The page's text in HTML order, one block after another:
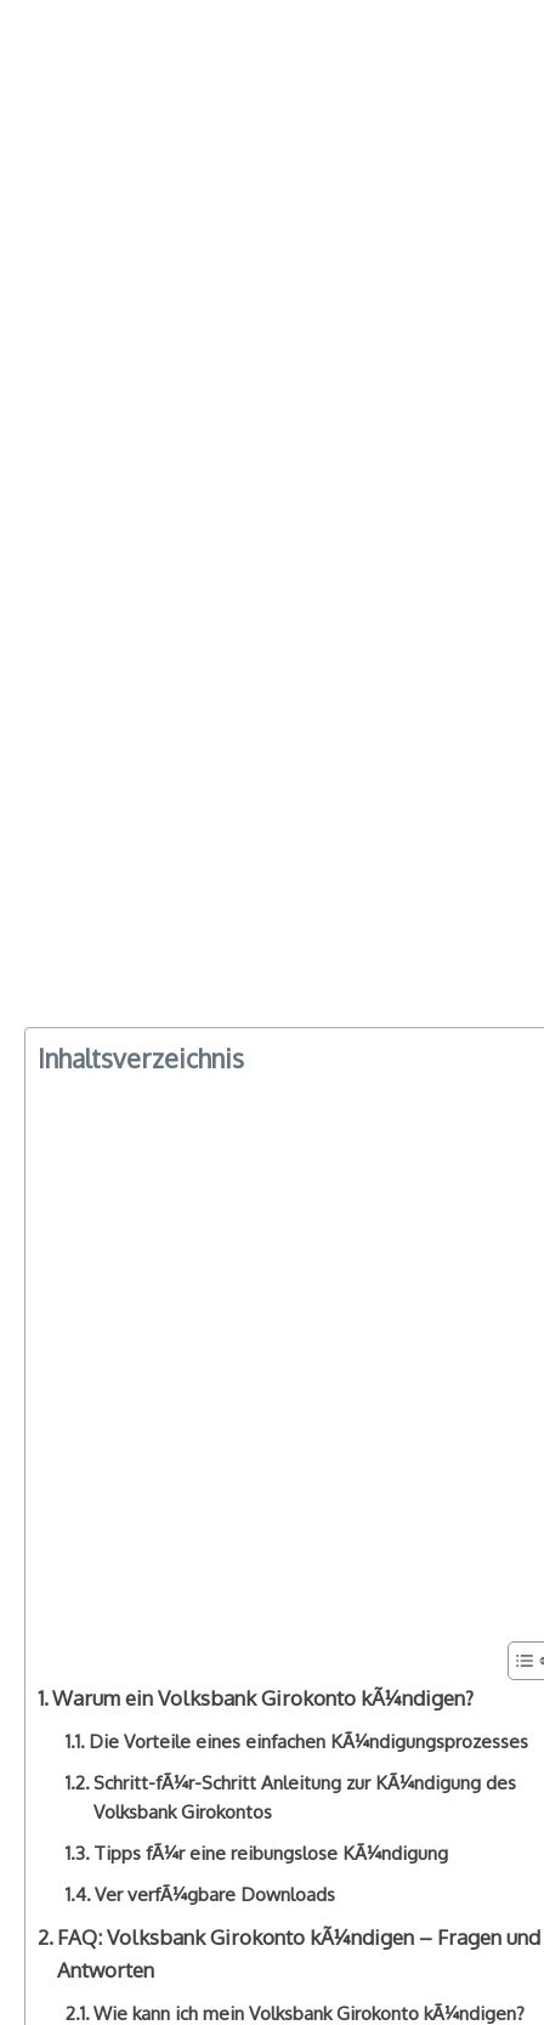
Inhaltsverzeichnis
Warum ein Volksbank Girokonto kÃ¼ndigen?
Die Vorteile eines einfachen KÃ¼ndigungsprozesses
Schritt-fÃ¼r-Schritt Anleitung zur KÃ¼ndigung des
Volksbank Girokontos
Tipps fÃ¼r eine reibungslose KÃ¼ndigung
Ver verfÃ¼gbare Downloads
FAQ: Volksbank Girokonto kÃ¼ndigen – Fragen und
Antworten
Wie kann ich mein Volksbank Girokonto kÃ¼ndigen?